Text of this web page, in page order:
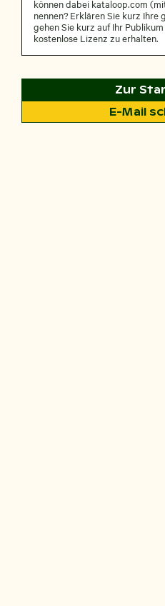
können dabei kataloop.com
nennen? Erklären Sie kurz Ihre
gehen Sie kurz auf Ihr
kostenlose Lizenz zu erhalten.
Zur
E-Mail